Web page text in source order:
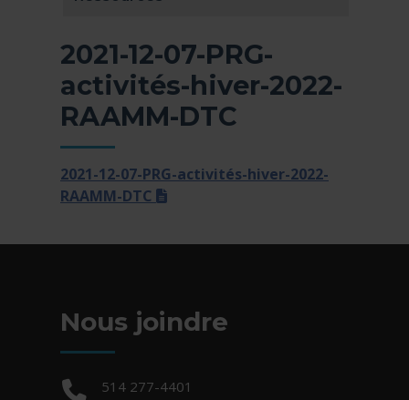
2021-12-07-PRG-
activités-hiver-2022-
RAAMM-DTC
2021-12-07-PRG-activités-hiver-2022-
RAAMM-DTC
(docx)
Nous joindre
Téléphone :
514 277-4401